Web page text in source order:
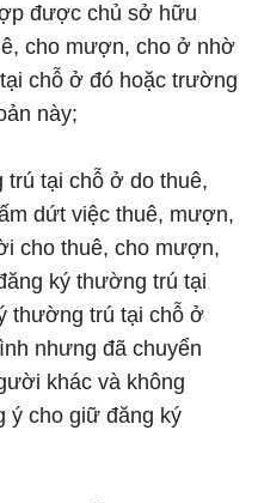
được chủ sở hữu
cho mượn, cho ở nhờ
chỗ ở đó hoặc trường
này;
tại chỗ ở do thuê,
dứt việc thuê, mượn,
cho thuê, cho mượn,
ký thường trú tại
thường trú tại chỗ ở
nhưng đã chuyển
khác và không
ý cho giữ đăng ký